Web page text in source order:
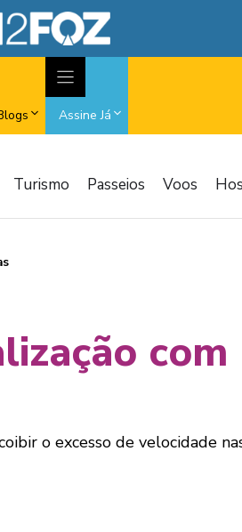
Assine Já
Turismo Passeios Voos
com
o excesso de velocidade